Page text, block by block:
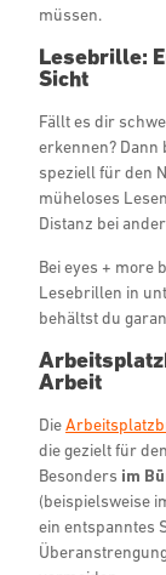
müssen.
Lesebrille:
Sicht
Fällt es dir
erkennen?
speziell für den
müheloses
Distanz bei
Bei eyes + more
Lesebrillen in
behältst du
Arbeit
Die
die gezielt für
Besonders im
(beispielsweise
ein entspanntes